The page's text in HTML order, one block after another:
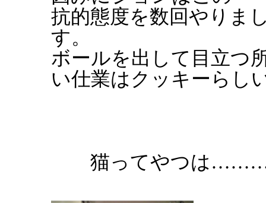
抗的態度を数回やりま
す。
ボールを出して目立つ
い仕業はクッキーらし
猫ってやつは………